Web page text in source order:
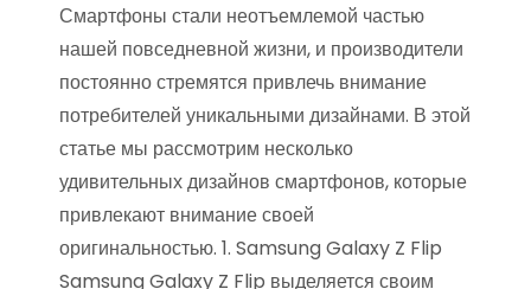
Смартфоны стали неотъемлемой частью
нашей повседневной жизни, и производители
постоянно стремятся привлечь внимание
потребителей уникальными дизайнами. В этой
статье мы рассмотрим несколько
удивительных дизайнов смартфонов, которые
привлекают внимание своей
оригинальностью. 1. Samsung Galaxy Z Flip
Samsung Galaxy Z Flip выделяется своим